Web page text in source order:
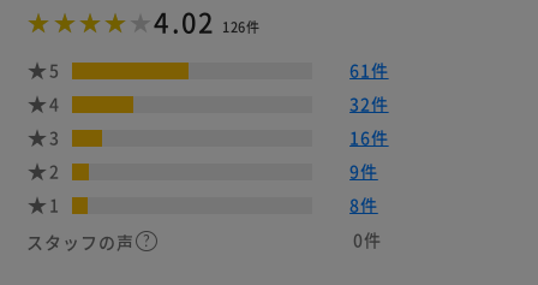
4.02 126件
5
61件
4
32件
3
16件
2
9件
1
8件
スタッフの声
0件